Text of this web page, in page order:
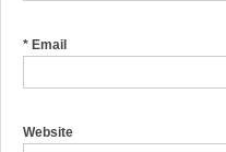
* Email
Website